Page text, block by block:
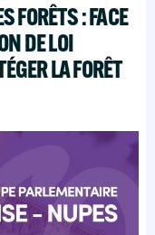
FORÊTS : FACE
DE LOI
LA FORÊT